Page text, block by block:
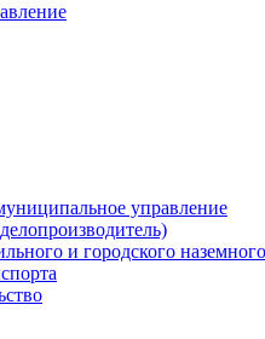
управление
и городского